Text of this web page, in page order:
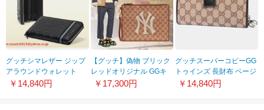
グッチシマレザー ジップ
アラウンドウォレット
308009 A0VBR 1084
￥14,840円
【グッチ】偽物 ブリック
レッドオリジナル GGキ
ャンバス 21031748
￥17,300円
グッチスーパーコピーGG
トゥインズ 長財布 ベージ
ュ&ブラック
￥14,840円